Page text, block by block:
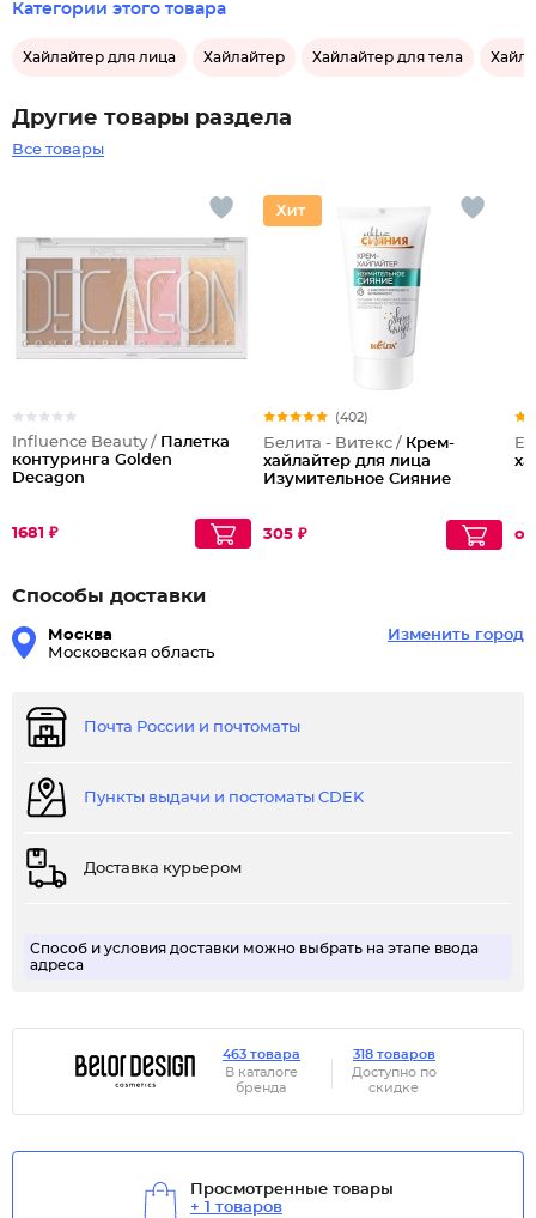
Категории этого товара
Хайлайтер для лица Хайлайтер Хайлайтер для тела
Другие товары раздела
Все товары
Influence Beauty / Палетка
контуринга Golden
Decagon
1681 ₽
(402)
Белита - Витекс / Крем-
хайлайтер для лица
Изумительное Сияние
305 ₽
Способы доставки
Москва
Московская область
Изменить город
Почта России и почтоматы
Пункты выдачи и постоматы CDEK
Доставка курьером
Способ и условия доставки можно выбрать на этапе ввода
адреса
463 товара
В каталоге
бренда
318 товаров
Доступно по
скидке
Просмотренные товары
+ 1 товаров